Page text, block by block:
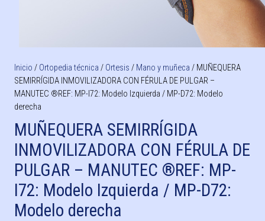
Inicio / Ortopedia técnica / Ortesis / Mano y muñeca / MUÑEQUERA
SEMIRRÍGIDA INMOVILIZADORA CON FÉRULA DE PULGAR –
MANUTEC ®REF: MP-I72: Modelo Izquierda / MP-D72: Modelo
derecha
MUÑEQUERA SEMIRRÍGIDA
INMOVILIZADORA CON FÉRULA DE
PULGAR – MANUTEC ®REF: MP-
I72: Modelo Izquierda / MP-D72:
Modelo derecha